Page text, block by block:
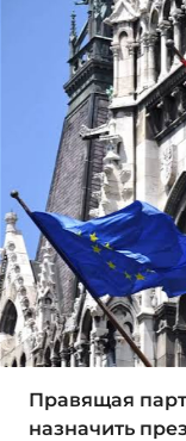
Правящая
назначить